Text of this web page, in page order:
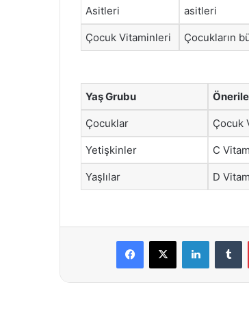
Asitleri
asitleri
Çocuk Vitaminleri Çocukların
Yaş Grubu
Çocuklar Çocuk
Yetişkinler C
Yaşlılar D
Facebook
X LinkedIn